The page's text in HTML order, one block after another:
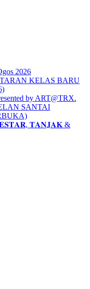
2026
KELAS BARU
by ART@TRX.
SANTAI
𝐓𝐀𝐍𝐉𝐀𝐊 &